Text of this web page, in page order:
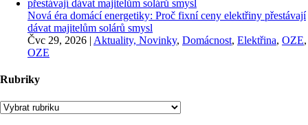
Nová éra domácí energetiky: Proč fixní ceny elektřiny přestávají
dávat majitelům solárů smysl
Čvc 29, 2026 | Aktuality, Novinky, Domácnost, Elektřina, OZE,
OZE
Rubriky
Rubriky